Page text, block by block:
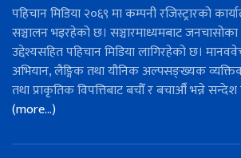
पहिचान मिडिया २०६९ मा कम्पनी रजिस्ट्रारको
सञ्चालन भइरहेको छ। सञ्चारमाध्यमबाट
उद्देश्यसहित पहिचान मिडिया लागिरहेको छ।
अभियान, लैङ्गिक तथा यौनिक अल्पसङ्ख्यक
तथा प्राकृतिक विपत्तिबाट बचौँ र बचाऔँ भन्ने सन्देश
(more…)